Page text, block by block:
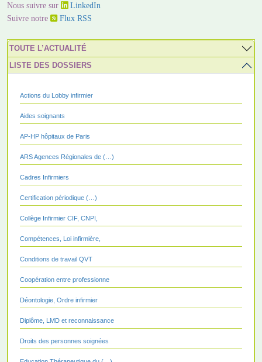
Nous suivre sur
LinkedIn
Suivre notre
Flux RSS
TOUTE L’ACTUALITÉ
LISTE DES DOSSIERS
Actions du Lobby infirmier
Aides soignants
AP-HP hôpitaux de Paris
ARS Agences Régionales de (…)
Cadres Infirmiers
Certification périodique (…)
Collège Infirmier CIF, CNPI,
Compétences, Loi infirmière,
Conditions de travail QVT
Coopération entre professionne
Déontologie, Ordre infirmier
Diplôme, LMD et reconnaissance
Droits des personnes soignées